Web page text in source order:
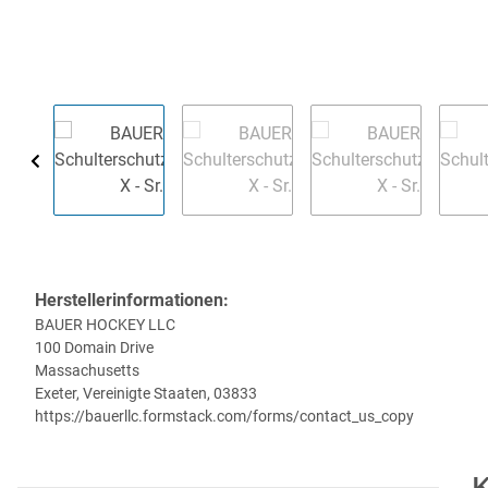
Herstellerinformationen:
BAUER HOCKEY LLC
100 Domain Drive
Massachusetts
Exeter, Vereinigte Staaten, 03833
https://bauerllc.formstack.com/forms/contact_us_copy